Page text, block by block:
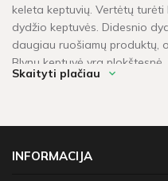
keleta keptuvių. Vertėtų
dydžio keptuvės. Didesnio
daugiau ruošiamų produktų,
Blynų keptuvė yra
apversti. Didelėje keptuvėje
vienas iš būdingiausių šio
Skaityti plačiau
INFORMACIJA